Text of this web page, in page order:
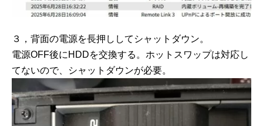
３，背面の電源を長押ししてシャットダウン。
電源OFF後にHDDを交換する。ホットスワップは対応し
てないので、シャットダウンが必要。